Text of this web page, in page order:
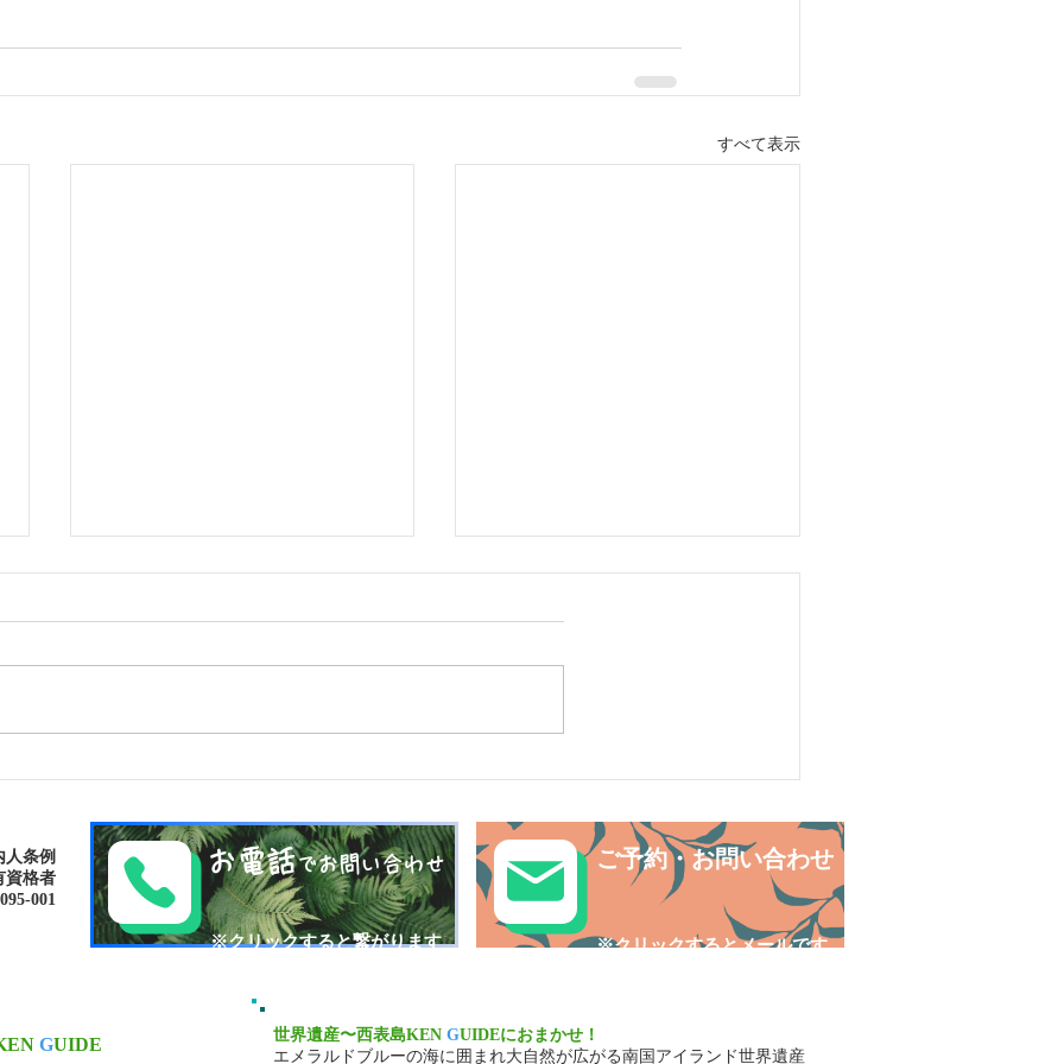
すべて表示
乳洞探検（ケイビング）ツア
ー
条例
格者
001​​
お電話でお問い合わせ
​※クリックすると繋がります
ご予約・お問い合わせ
​※クリックするとメールです
GUIDE 世界遺産〜西表島KEN GUIDEにおまかせ！
エメラルドブルーの海に囲まれ大自然が広がる南国アイランド世界遺産